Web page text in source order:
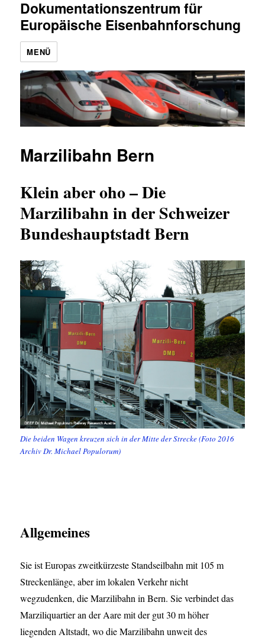
Dokumentationszentrum für
Europäische Eisenbahnforschung
MENÜ
Marzilibahn Bern
Klein aber oho – Die
Marzilibahn in der Schweizer
Bundeshauptstadt Bern
Die beiden Wagen kreuzen sich in der Mitte der Strecke (Foto 2016
Archiv Dr. Michael Populorum)
Allgemeines
Sie ist Europas zweitkürzeste Standseilbahn mit 105 m
Streckenlänge, aber im lokalen Verkehr nicht
wegzudenken, die Marzilibahn in Bern. Sie verbindet das
Marziliquartier an der Aare mit der gut 30 m höher
liegenden Altstadt, wo die Marzilibahn unweit des